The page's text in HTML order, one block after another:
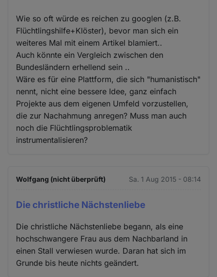
Wie so oft würde es reichen zu googlen (z.B.
Flüchtlingshilfe+Klöster), bevor man sich ein
weiteres Mal mit einem Artikel blamiert..
Auch könnte ein Vergleich zwischen den
Bundesländern erhellend sein ..
Wäre es für eine Plattform, die sich "humanistisch"
nennt, nicht eine bessere Idee, ganz einfach
Projekte aus dem eigenen Umfeld vorzustellen,
die zur Nachahmung anregen? Muss man auch
noch die Flüchtlingsproblematik
instrumentalisieren?
Wolfgang (nicht überprüft) Sa. 1 Aug 2015 - 08:14
Die christliche Nächstenliebe
Die christliche Nächstenliebe begann, als eine
hochschwangere Frau aus dem Nachbarland in
einen Stall verwiesen wurde. Daran hat sich im
Grunde bis heute nichts geändert.